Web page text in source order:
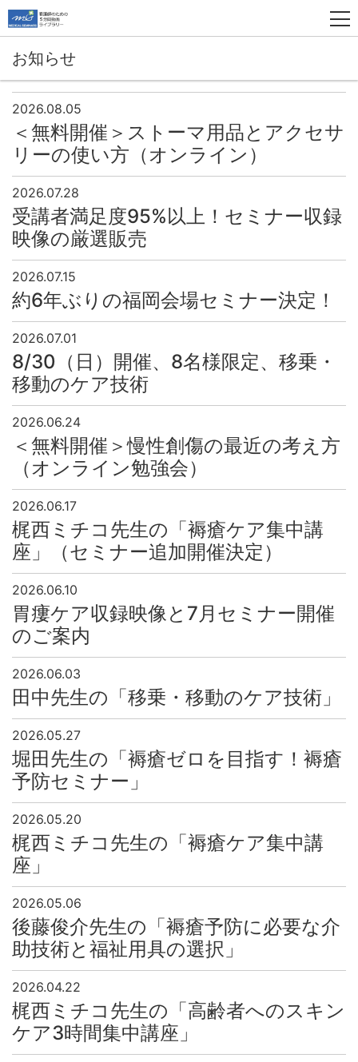
お知らせ
2026.08.05
＜無料開催＞ストーマ用品とアクセサ
リーの使い方（オンライン）
2026.07.28
受講者満足度95%以上！セミナー収録
映像の厳選販売
2026.07.15
約6年ぶりの福岡会場セミナー決定！
2026.07.01
8/30（日）開催、8名様限定、移乗・
移動のケア技術
2026.06.24
＜無料開催＞慢性創傷の最近の考え方
（オンライン勉強会）
2026.06.17
梶西ミチコ先生の「褥瘡ケア集中講
座」（セミナー追加開催決定）
2026.06.10
胃瘻ケア収録映像と7月セミナー開催
のご案内
2026.06.03
田中先生の「移乗・移動のケア技術」
2026.05.27
堀田先生の「褥瘡ゼロを目指す！褥瘡
予防セミナー」
2026.05.20
梶西ミチコ先生の「褥瘡ケア集中講
座」
2026.05.06
後藤俊介先生の「褥瘡予防に必要な介
助技術と福祉用具の選択」
2026.04.22
梶西ミチコ先生の「高齢者へのスキン
ケア3時間集中講座」